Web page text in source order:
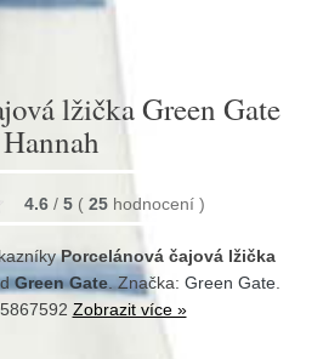
lžička Green Gate
Hannah
4.6 / 5 ( 25 hodnocení )
Porcelánová čajová lžička
Green Gate. Značka: Green Gate.
Zobrazit více »